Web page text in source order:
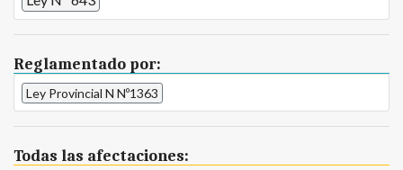
Reglamentado por:
Ley Provincial N Nº1363
Todas las afectaciones: